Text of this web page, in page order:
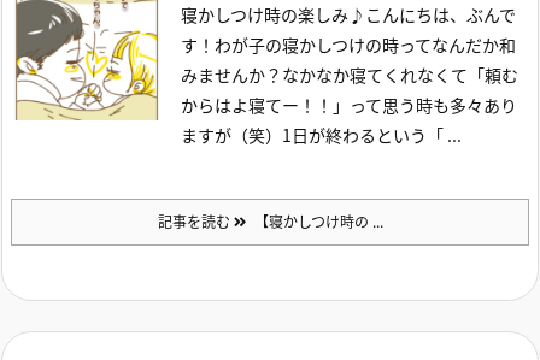
寝かしつけ時の楽しみ♪ こんにちは、ぶんで
す！ わが子の寝かしつけの時ってなんだか和
みませんか？ なかなか寝てくれなくて「頼む
からはよ寝てー！！」って思う時も多々あり
ますが（笑） 1日が終わるという「 ...
記事を読む 【寝かしつけ時の ...